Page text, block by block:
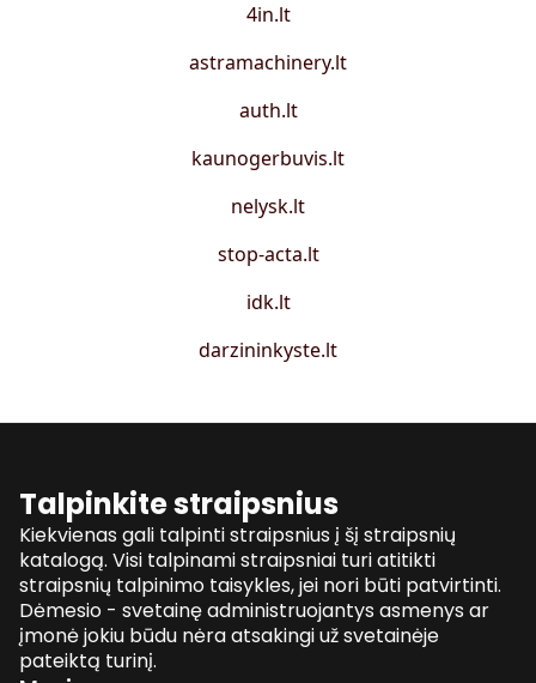
4in.lt
astramachinery.lt
auth.lt
kaunogerbuvis.lt
nelysk.lt
stop-acta.lt
idk.lt
darzininkyste.lt
Talpinkite straipsnius
Kiekvienas gali talpinti straipsnius į šį straipsnių
katalogą. Visi talpinami straipsniai turi atitikti
straipsnių talpinimo taisykles, jei nori būti patvirtinti.
Dėmesio - svetainę administruojantys asmenys ar
įmonė jokiu būdu nėra atsakingi už svetainėje
pateiktą turinį.